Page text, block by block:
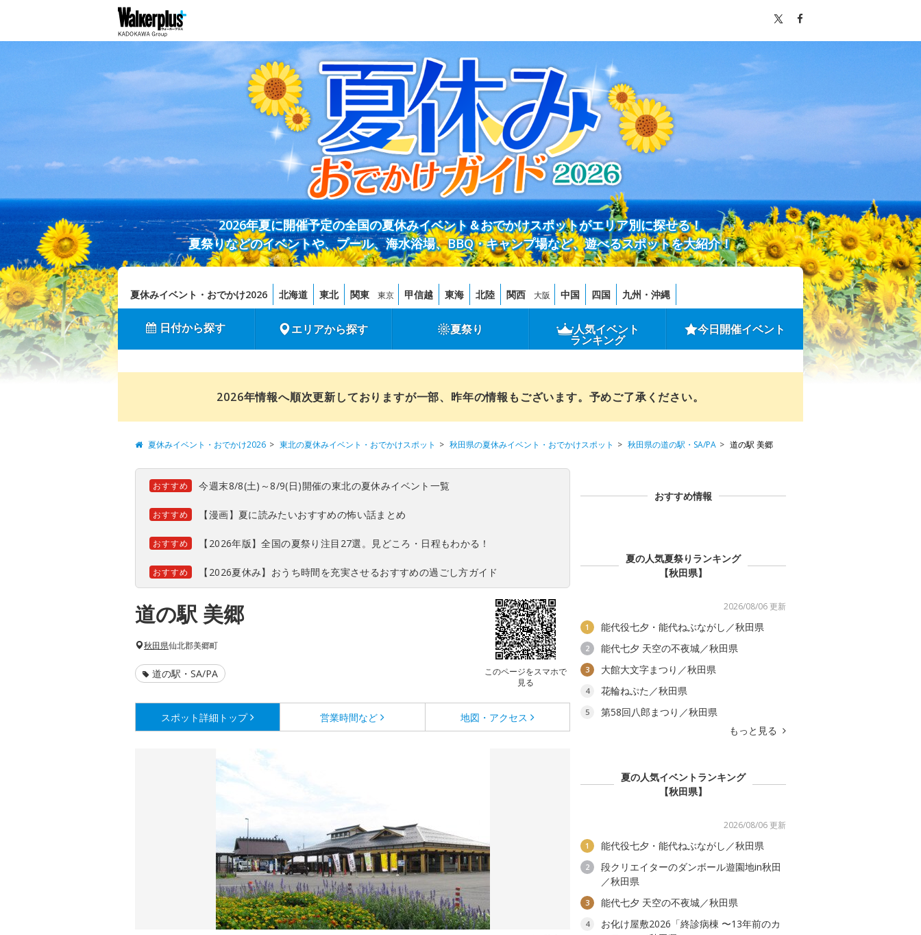
2026年夏に開催予定の全国の夏休みイベント＆おでかけスポットがエリア別に探せる！
夏祭りなどのイベントや、プール、海水浴場、BBQ・キャンプ場など、遊べるスポットを大紹介！
夏休みイベント・おでかけ2026 北海道 東北 関東 東京 甲信越 東海 北陸 関西 大阪 中国 四国 九州・沖縄
日付から探す エリアから探す 夏祭り 人気イベント
ランキング
今日開催イベント
2026年情報へ順次更新しておりますが一部、昨年の情報もございます。予めご了承ください。
夏休みイベント・おでかけ2026 東北の夏休みイベント・おでかけスポット 秋田県の夏休みイベント・おでかけスポット 秋田県の道の駅・SA/PA 道の駅 美郷
おすすめ 今週末8/8(土)～8/9(日)開催の東北の夏休みイベント一覧
おすすめ 【漫画】夏に読みたいおすすめの怖い話まとめ
おすすめ 【2026年版】全国の夏祭り注目27選。見どころ・日程もわかる！
おすすめ 【2026夏休み】おうち時間を充実させるおすすめの過ごし方ガイド
道の駅 美郷
このページをスマホで
見る
秋田県仙北郡美郷町
道の駅・SA/PA
スポット詳細 トップ 営業時間など 地図・アクセス
おすすめ情報
夏の人気夏祭りランキング
【秋田県】
2026/08/06 更新
1 能代役七夕・能代ねぶながし／秋田県
2 能代七夕 天空の不夜城／秋田県
3 大館大文字まつり／秋田県
4 花輪ねぷた／秋田県
5
第58回八郎まつり／秋田県
もっと見る
夏の人気イベントランキング
【秋田県】
2026/08/06 更新
1 能代役七夕・能代ねぶながし／秋田県
2
段クリエイターのダンボール遊園地in秋田
／秋田県
3 能代七夕 天空の不夜城／秋田県
4
お化け屋敷2026「終診病棟 〜13年前のカ